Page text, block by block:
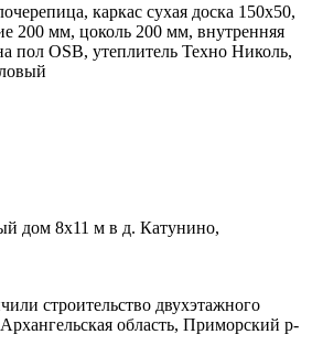
каркас сухая доска 150х50,
200 мм, цоколь 200 мм, внутренняя
пол OSB, утеплитель Техно Николь,
дом 8х11 м в д. Катунино,
строительство двухэтажного
область, Приморский р-